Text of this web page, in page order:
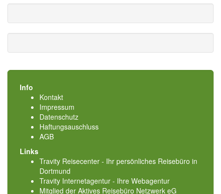
Info
Kontakt
Impressum
Datenschutz
Haftungsauschluss
AGB
Links
Travity Reisecenter - Ihr persönliches Reisebüro in
Dortmund
Travity Internetagentur - Ihre Webagentur
Mitglied der Aktives Reisebüro Netzwerk eG